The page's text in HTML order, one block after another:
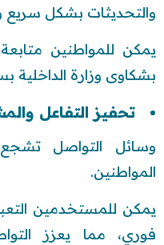
والتحديثات بشكل سريع
يمكن للمواطنين
بشكاوى وزارة الداخلية
تحفيز التفاعل
وسائل التواصل
المواطنين.
يمكن للمستخدمين
فوري، مما يعزز